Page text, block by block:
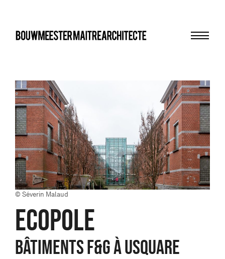
bma
© Séverin Malaud
ECOPOLE
BÂTIMENTS F&G À USQUARE